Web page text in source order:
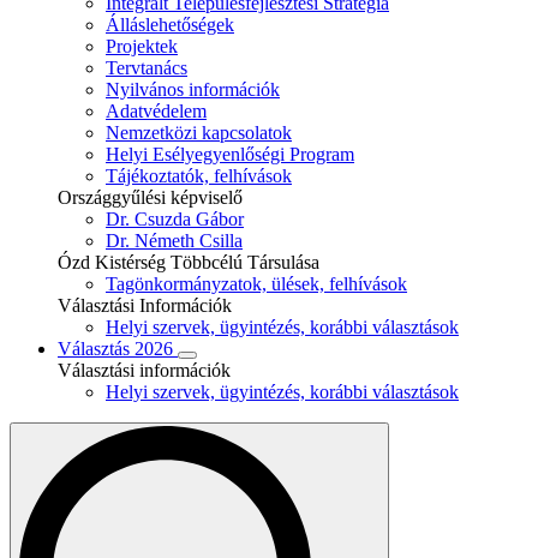
Álláslehetőségek
Projektek
Tervtanács
Nyilvános információk
Adatvédelem
Nemzetközi kapcsolatok
Helyi Esélyegyenlőségi Program
Tájékoztatók, felhívások
Országgyűlési képviselő
Dr. Csuzda Gábor
Dr. Németh Csilla
Ózd Kistérség Többcélú Társulása
Tagönkormányzatok, ülések, felhívások
Választási Információk
Helyi szervek, ügyintézés, korábbi választások
Választás 2026
Választási információk
Helyi szervek, ügyintézés, korábbi választások